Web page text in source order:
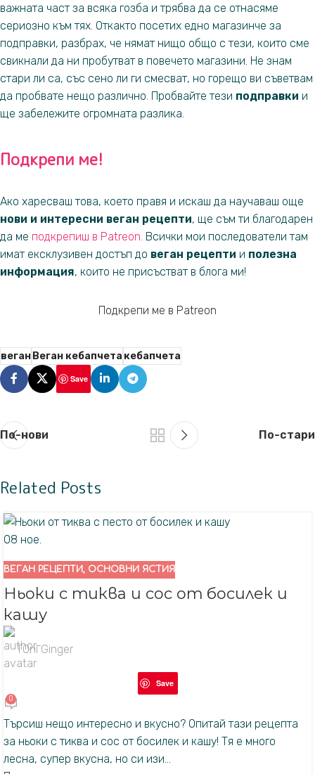
важната част за всяка гозба и трябва да се отнасяме
сериозно към тях. Откакто посетих едно магазинче за
подправки, разбрах, че нямат нищо общо с тези, които сме
свикнали да ни пробутват в повечето магазини. Не знам
стари ли са, със сено ли ги смесват, но горещо ви съветвам
да пробвате нещо различно. Пробвайте тези подправки и
ще забележите огромната разлика.
Подкрепи ме!
Ако харесваш това, което правя и искаш да научаваш още
нови и интересни веган рецепти, ще съм ти благодарен
да ме подкрепиш в Patreon. Всички мои последователи там
имат ексклузивен достъп до веган рецепти и полезна
информация, които не присъстват в блога ми!
Подкрепи ме в Patreon
веганВеган кебапчетакебапчета
Save
По-нови По-стари
Related Posts
08 ное.
ВЕГАН РЕЦЕПТИ , ОСНОВНИ ЯСТИЯ
Ньоки с тиква и сос от босилек и
кашу
TOni Ginger
Save
0
Търсиш нещо интересно и вкусно? Опитай тази рецепта
за ньоки с тиква и сос от босилек и кашу! Тя е много
лесна, супер вкусна, но си изи...